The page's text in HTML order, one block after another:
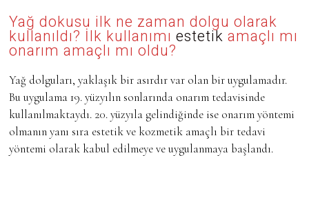
Yağ dokusu ilk ne zaman dolgu olarak
kullanıldı? İlk kullanımıestetik amaçlı mı
onarım amaçlı mı oldu?
Yağ dolguları, yaklaşık bir asırdır var olan bir uygulamadır.
Bu uygulama 19. yüzyılın sonlarında onarım tedavisinde
kullanılmaktaydı. 20. yüzyıla gelindiğinde ise onarım yöntemi
olmanın yanı sıra estetik ve kozmetik amaçlı bir tedavi
yöntemi olarak kabul edilmeye ve uygulanmaya başlandı.